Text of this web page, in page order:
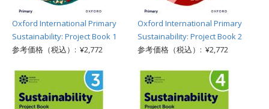
Oxford International Primary
Sustainability: Project Book 1
参考価格（税込）: ¥2,772
Oxford International Primary
Sustainability: Project Book 2
参考価格（税込）: ¥2,772